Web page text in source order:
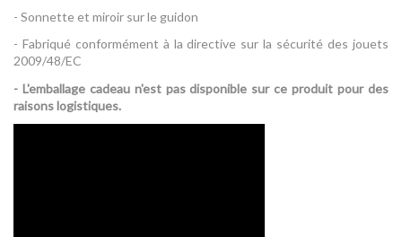
- Sonnette et miroir sur le guidon
- Fabriqué conformément à la directive sur la sécurité des jouets
2009/48/EC
- L'emballage cadeau n'est pas disponible sur ce produit pour des
raisons logistiques.